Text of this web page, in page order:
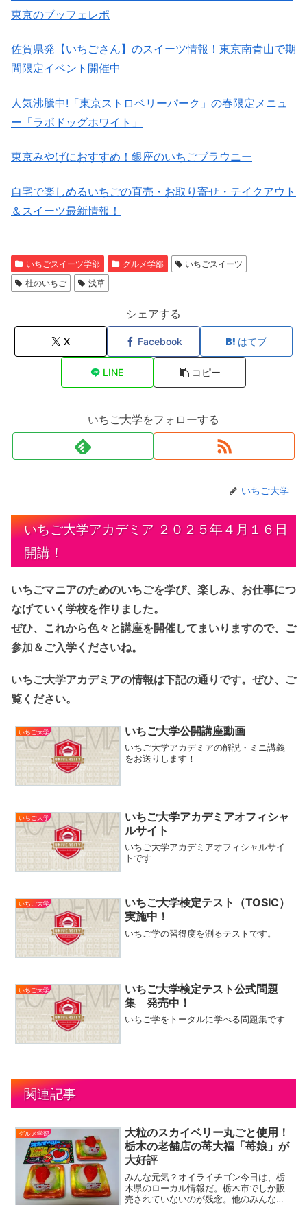
東京のブッフェレポ
佐賀県発【いちごさん】のスイーツ情報！東京南青山で期
間限定イベント開催中
人気沸騰中!「東京ストロベリーパーク」の春限定メニュ
ー「ラボドッグホワイト」
東京みやげにおすすめ！銀座のいちごブラウニー
自宅で楽しめるいちごの直売・お取り寄せ・テイクアウト
＆スイーツ最新情報！
いちごスイーツ学部 グルメ学部
いちごスイーツ
杜のいちご
浅草
シェアする
X Facebook はてブ
LINE コピー
いちご大学をフォローする
いちご大学
いちご大学アカデミア ２０２５年４月１６日
開講！
いちごマニアのためのいちごを学び、楽しみ、お仕事につ
なげていく学校を作りました。
ぜひ、これから色々と講座を開催してまいりますので、ご
参加＆ご入学くださいね。
いちご大学アカデミアの情報は下記の通りです。ぜひ、ご
覧ください。
いちご大学 いちご大学公開講座動画
いちご大学アカデミアの解説・ミニ講義
をお送りします！
いちご大学
いちご大学アカデミアオフィシャ
ルサイト
いちご大学アカデミアオフィシャルサイ
トです
いちご大学
いちご大学検定テスト（TOSIC）
実施中！
いちご学の習得度を測るテストです。
いちご大学
いちご大学検定テスト公式問題
集 発売中！
いちご学をトータルに学べる問題集です
関連記事
グルメ学部
大粒のスカイベリー丸ごと使用！
栃木の老舗店の苺大福「苺娘」が
大好評
みんな元気？オイライチゴン今日は、栃
木県のローカル情報だ。栃木市でしか販
売されていないのが残念。他のみんなに